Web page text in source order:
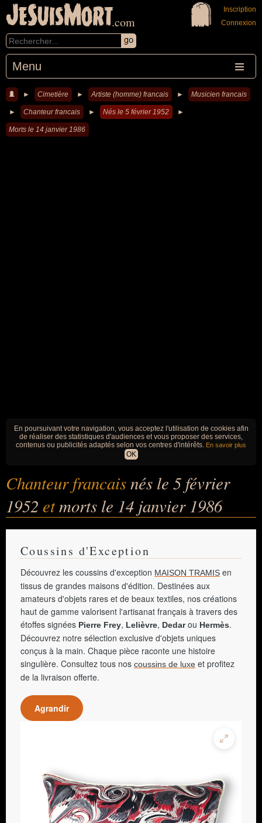
JeSuisMort.com
Menu
Inscription
Connexion
► Cimetière ► Artiste (homme) francais ► Musicien francais
► Chanteur francais ► Nés le 5 février 1952 ►
Morts le 14 janvier 1986
En poursuivant votre navigation, vous acceptez l'utilisation de cookies afin
de réaliser des statistiques d'audiences et vous proposer des services,
contenus ou publicités adaptés selon vos centres d'intérêts. En savoir plus
OK
Chanteur francaisnés le 5 février
1952 etmorts le 14 janvier 1986
Coussins d'Exception
Découvrez les coussins d'exception MAISON TRAMIS en
tissus de grandes maisons d'édition. Destinées aux
amateurs d'objets rares et de beaux textiles, nos créations
haut de gamme valorisent l'artisanat français à travers des
étoffes signées Pierre Frey, Lelièvre, Dedarou Hermès.
Découvrez notre sélection exclusive d'objets uniques
conçus à la main. Chaque pièce raconte une histoire
singulière. Consultez tous nos coussins de luxe et profitez
de la livraison offerte.
Agrandir